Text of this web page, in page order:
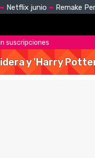
Netflix junio Remake
suscripciones
y 'Harry